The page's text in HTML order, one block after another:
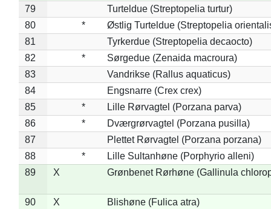
79
Turteldue (Streptopelia turtur)
80
*
Østlig Turteldue (Streptopelia
81
Tyrkerdue (Streptopelia decaocto)
82
*
Sørgedue (Zenaida macroura)
83
Vandrikse (Rallus aquaticus)
84
Engsnarre (Crex crex)
85
*
Lille Rørvagtel (Porzana parva)
86
*
Dværgrørvagtel (Porzana pusilla)
87
Plettet Rørvagtel (Porzana porzana)
88
*
Lille Sultanhøne (Porphyrio alleni)
89
X Grønbenet Rørhøne (Gallinula
90 X Blishøne (Fulica atra)